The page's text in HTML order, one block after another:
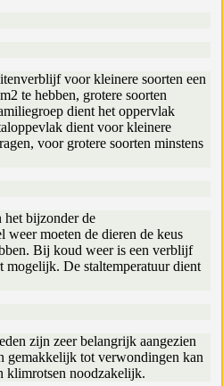
voor kleinere soorten een
te hebben, grotere soorten
dient het oppervlak
dient voor kleinere
voor grotere soorten minstens
bijzonder de
moeten de dieren de keus
Bij koud weer is een verblijf
mogelijk. De staltemperatuur dient
zijn zeer belangrijk aangezien
gemakkelijk tot verwondingen kan
klimrotsen noodzakelijk.